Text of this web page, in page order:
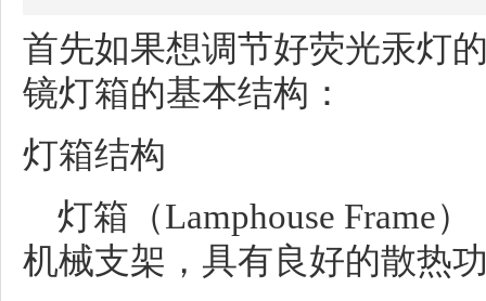
首先如果想调节好荧光汞灯
镜灯箱的基本结构：
灯箱结构
灯箱（Lamphouse Frame
机械支架，具有良好的散热